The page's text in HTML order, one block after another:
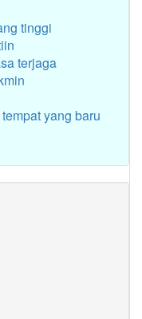
tinggi
terjaga
yang baru